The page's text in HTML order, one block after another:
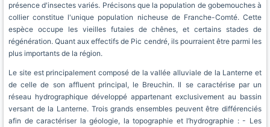
présence d'insectes variés. Précisons que la population de gobemouches à
collier constitue l'unique population nicheuse de Franche-Comté. Cette
espèce occupe les vieilles futaies de chênes, et certains stades de
régénération. Quant aux effectifs de Pic cendré, ils pourraient être parmi les
plus importants de la région.
Le site est principalement composé de la vallée alluviale de la Lanterne et
de celle de son affluent principal, le Breuchin. Il se caractérise par un
réseau hydrographique développé appartenant exclusivement au bassin
versant de la Lanterne. Trois grands ensembles peuvent être différenciés
afin de caractériser la géologie, la topographie et l’hydrographie : - Les